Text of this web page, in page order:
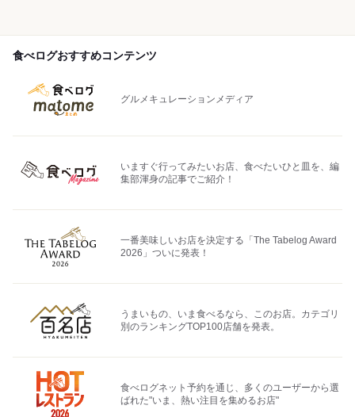
食べログおすすめコンテンツ
グルメキュレーションメディア
いますぐ行ってみたいお店、食べたいひと皿を、編
集部渾身の記事でご紹介！
一番美味しいお店を決定する「The Tabelog Award
2026」ついに発表！
うまいもの、いま食べるなら、このお店。カテゴリ
別のランキングTOP100店舗を発表。
食べログネット予約を通じ、多くのユーザーから選
ばれた"いま、熱い注目を集めるお店"